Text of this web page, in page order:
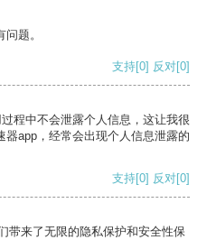
题。
支持[0] 反对[0]
程中不会泄露个人信息，这让我很
app，经常会出现个人信息泄露的
支持[0] 反对[0]
带来了无限的隐私保护和安全性保